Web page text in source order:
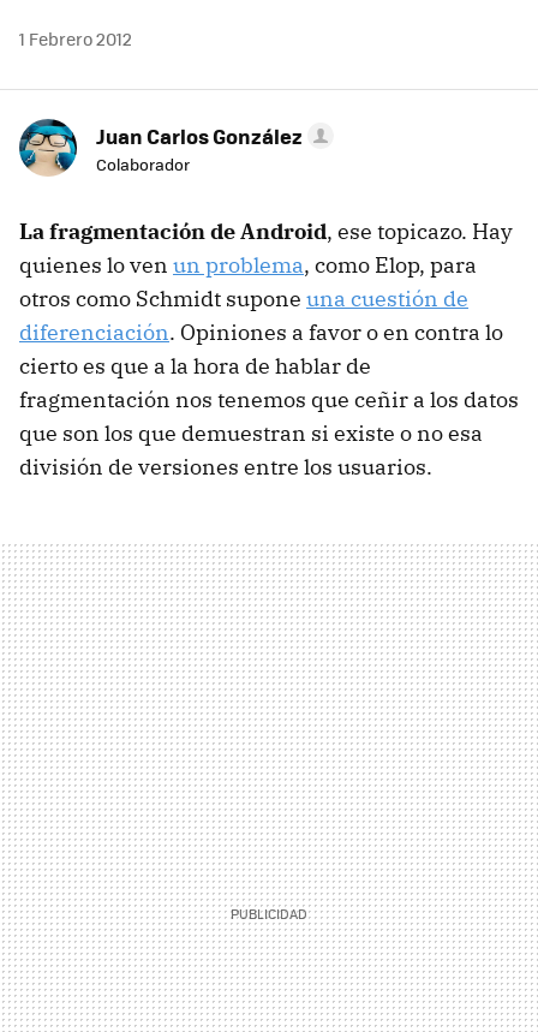
1 Febrero 2012
Juan Carlos González
Colaborador
La fragmentación de Android, ese topicazo. Hay
quienes lo ven un problema, como Elop, para
otros como Schmidt supone una cuestión de
diferenciación. Opiniones a favor o en contra lo
cierto es que a la hora de hablar de
fragmentación nos tenemos que ceñir a los datos
que son los que demuestran si existe o no esa
división de versiones entre los usuarios.